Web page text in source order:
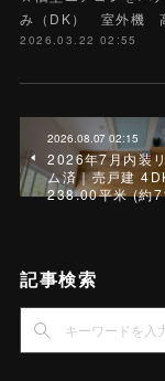
み（DK） 室外機
2026.03.22 02:55
2026.08.07 02:15
2026年7月内装
ム済｜売戸建
238.00平米 (約
記事検索